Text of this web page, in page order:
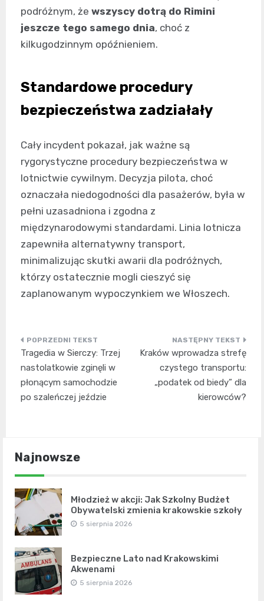
podróżnym, że wszyscy dotrą do Rimini
jeszcze tego samego dnia, choć z
kilkugodzinnym opóźnieniem.
Standardowe procedury
bezpieczeństwa zadziałały
Cały incydent pokazał, jak ważne są
rygorystyczne procedury bezpieczeństwa w
lotnictwie cywilnym. Decyzja pilota, choć
oznaczała niedogodności dla pasażerów, była w
pełni uzasadniona i zgodna z
międzynarodowymi standardami. Linia lotnicza
zapewniła alternatywny transport,
minimalizując skutki awarii dla podróżnych,
którzy ostatecznie mogli cieszyć się
zaplanowanym wypoczynkiem we Włoszech.
Nawigacja
wpisu
Tragedia w Sierczy: Trzej
nastolatkowie zginęli w
płonącym samochodzie
po szaleńczej jeździe
Kraków wprowadza strefę
czystego transportu:
„podatek od biedy” dla
kierowców?
Najnowsze
Młodzież w akcji: Jak Szkolny Budżet
Obywatelski zmienia krakowskie szkoły
5 sierpnia 2026
Bezpieczne Lato nad Krakowskimi
Akwenami
5 sierpnia 2026